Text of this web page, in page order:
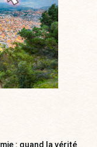
: quand la vérité